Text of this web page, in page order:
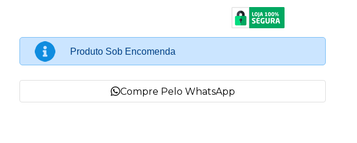
Produto Sob Encomenda
Compre Pelo WhatsApp